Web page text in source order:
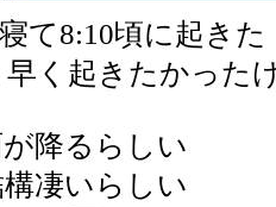
て8:10頃に起きた
く起きたかった
降るらしい
凄いらしい